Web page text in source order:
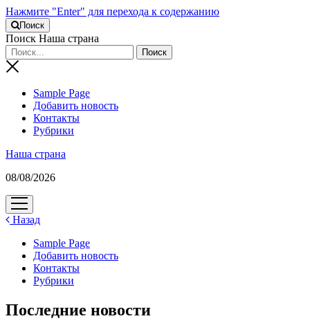
Нажмите "Enter" для перехода к содержанию
Поиск
Поиск Наша страна
Sample Page
Добавить новость
Контакты
Рубрики
Наша страна
08/08/2026
открыть
меню
Назад
Sample Page
Добавить новость
Контакты
Рубрики
Последние новости